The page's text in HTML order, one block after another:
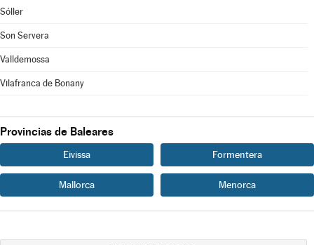
Sóller
Son Servera
Valldemossa
Vilafranca de Bonany
Provincias de Baleares
Eivissa Formentera
Mallorca Menorca